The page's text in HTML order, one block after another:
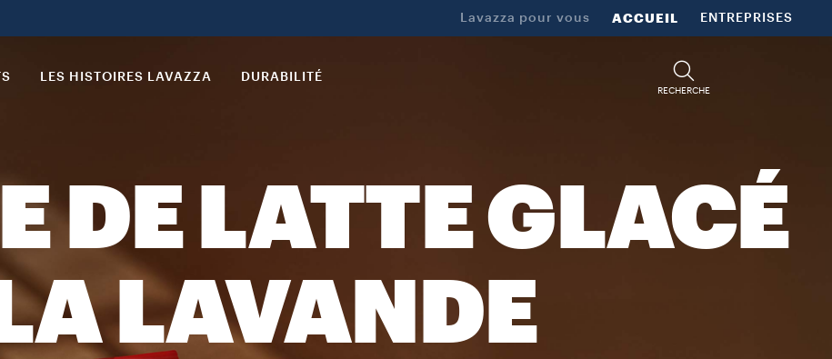
Lavazza pour vous ACCUEIL ENTREPRISES
LES HISTOIRES LAVAZZA DURABILITÉ
RECHERCHE
DE LATTE GLACÉ
LAVANDE